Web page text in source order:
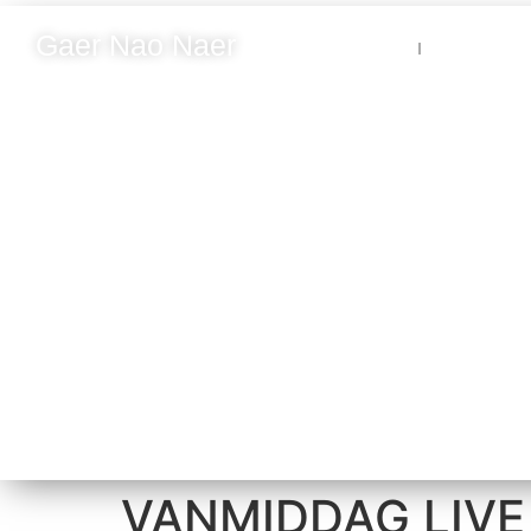
Gaer Nao Naer
VANMIDDAG